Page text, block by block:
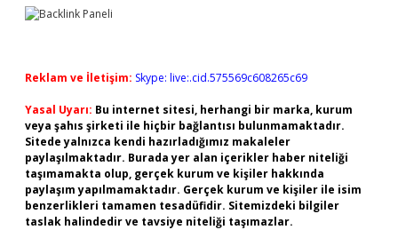
Reklam ve İletişim: Skype: live:.cid.575569c608265c69
Yasal Uyarı: Bu internet sitesi, herhangi bir marka, kurum
veya şahıs şirketi ile hiçbir bağlantısı bulunmamaktadır.
Sitede yalnızca kendi hazırladığımız makaleler
paylaşılmaktadır. Burada yer alan içerikler haber niteliği
taşımamakta olup, gerçek kurum ve kişiler hakkında
paylaşım yapılmamaktadır. Gerçek kurum ve kişiler ile isim
benzerlikleri tamamen tesadüfidir. Sitemizdeki bilgiler
taslak halindedir ve tavsiye niteliği taşımazlar.